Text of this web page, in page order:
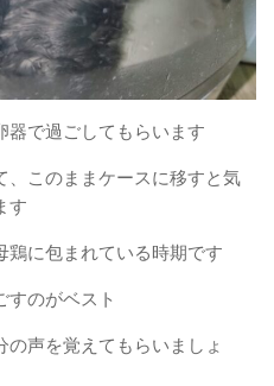
器で過ごしてもらいます
、このままケースに移すと気
す
鶏に包まれている時期です
すのがベスト
声を覚えてもらいましょ